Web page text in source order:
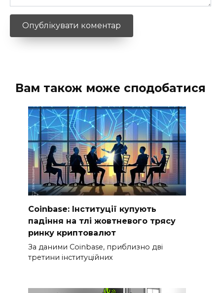
Вам також може сподобатися
Coinbase: Інституції купують
падіння на тлі жовтневого трясу
ринку криптовалют
За даними Coinbase, приблизно дві
третини інституційних